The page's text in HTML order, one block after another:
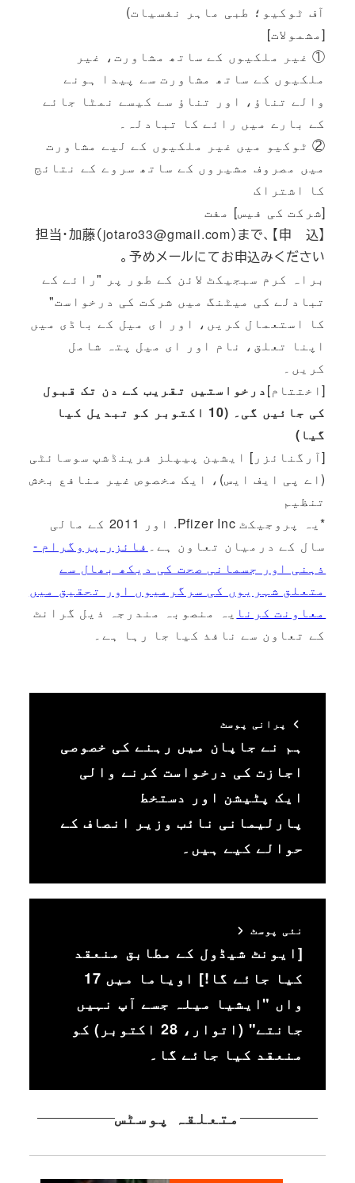
آف ٹوکیو؛ طبی ماہر نفسیات)
[مشمولات]
① غیر ملکیوں کے ساتھ مشاورت، غیر
ملکیوں کے ساتھ مشاورت سے پیدا ہونے
والے تناؤ، اور تناؤ سے کیسے نمٹا جائے
کے بارے میں رائے کا تبادلہ۔
② ٹوکیو میں غیر ملکیوں کے لیے مشاورت
میں مصروف مشیروں کے ساتھ سروے کے نتائج
کا اشتراک
[شرکت کی فیس] مفت
【申 込】担当・加藤（jotaro33@gmail.com）まで、
予めメールにてお申込みください。
براہ کرم سبجیکٹ لائن کے طور پر "رائے کے
تبادلے کی میٹنگ میں شرکت کی درخواست"
کا استعمال کریں، اور ای میل کے باڈی میں
اپنا تعلق، نام اور ای میل پتہ شامل
کریں۔
[اختتام]درخواستیں تقریب کے دن تک قبول
کی جائیں گی۔ (10 اکتوبر کو تبدیل کیا
گیا)
[آرگنائزر] ایشین پیپلز فرینڈشپ سوسائٹی
(اے پی ایف ایس)، ایک مخصوص غیر منافع بخش
تنظیم
*یہ پروجیکٹ Pfizer Inc. اور 2011 کے مالی
سال کے درمیان تعاون ہے۔ فائزر پروگرام -
ذہنی اور جسمانی صحت کی دیکھ بھال سے
متعلق شہریوں کی سرگرمیوں اور تحقیق میں
معاونت کرنا یہ منصوبہ مندرجہ ذیل گرانٹ
کے تعاون سے نافذ کیا جا رہا ہے۔
پرانی پوسٹ
ہم نے جاپان میں رہنے کی خصوصی
اجازت کی درخواست کرنے والی
ایک پٹیشن اور دستخط
پارلیمانی نائب وزیر انصاف کے
حوالے کیے ہیں۔
نئی پوسٹ
[ایونٹ شیڈول کے مطابق منعقد
کیا جائے گا!] اویاما میں 17
واں "ایشیا میلہ جسے آپ نہیں
جانتے" (اتوار، 28 اکتوبر) کو
منعقد کیا جائے گا۔
متعلقہ پوسٹس